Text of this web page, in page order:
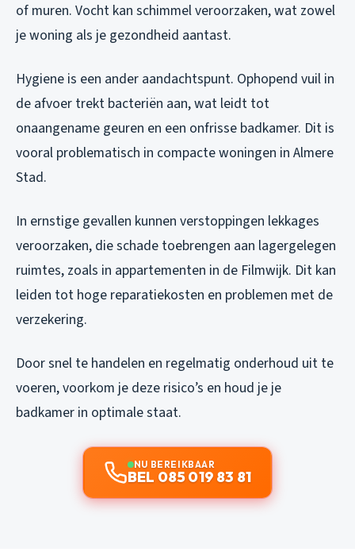
of muren. Vocht kan schimmel veroorzaken, wat zowel
je woning als je gezondheid aantast.
Hygiene is een ander aandachtspunt. Ophopend vuil in
de afvoer trekt bacteriën aan, wat leidt tot
onaangename geuren en een onfrisse badkamer. Dit is
vooral problematisch in compacte woningen in Almere
Stad.
In ernstige gevallen kunnen verstoppingen lekkages
veroorzaken, die schade toebrengen aan lagergelegen
ruimtes, zoals in appartementen in de Filmwijk. Dit kan
leiden tot hoge reparatiekosten en problemen met de
verzekering.
Door snel te handelen en regelmatig onderhoud uit te
voeren, voorkom je deze risico’s en houd je je
badkamer in optimale staat.
NU BEREIKBAAR
BEL 085 019 83 81